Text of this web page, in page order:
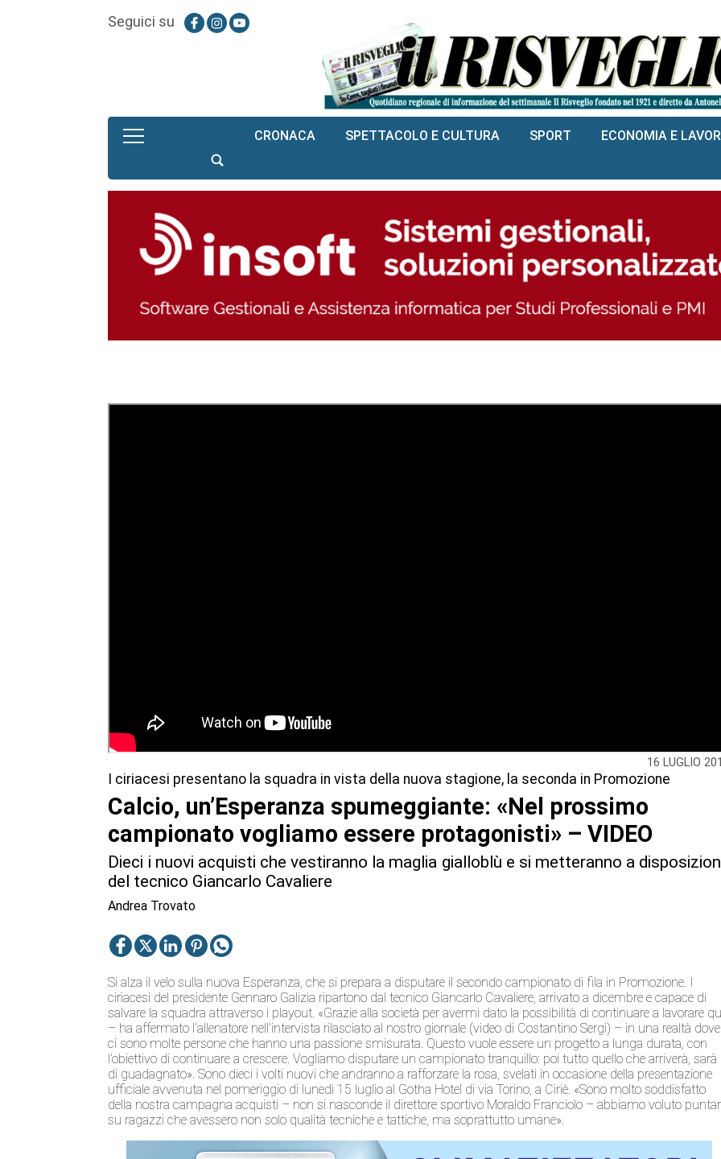
Seguici su
CRONACA SPETTACOLO E CULTURA SPORT ECONOMIA E
16 LUGLIO
I ciriacesi presentano la squadra in vista della nuova stagione, la seconda in Promozione
Calcio, un’Esperanza spumeggiante: «Nel prossimo
campionato vogliamo essere protagonisti» – VIDEO
Dieci i nuovi acquisti che vestiranno la maglia gialloblù e si metteranno a
del tecnico Giancarlo Cavaliere
Andrea Trovato
Si alza il velo sulla nuova Esperanza, che si prepara a disputare il secondo campionato di fila in Promozione. I
ciriacesi del presidente Gennaro Galizia ripartono dal tecnico Giancarlo Cavaliere, arrivato a dicembre e capace di
salvare la squadra attraverso i playout. «Grazie alla società per avermi dato la possibilità di continuare a lavorare
– ha affermato l’allenatore nell’intervista rilasciato al nostro giornale (video di Costantino Sergi) – in una realtà dove
ci sono molte persone che hanno una passione smisurata. Questo vuole essere un progetto a lunga durata, con
l’obiettivo di continuare a crescere. Vogliamo disputare un campionato tranquillo: poi tutto quello che arriverà, sarà
di guadagnato». Sono dieci i volti nuovi che andranno a rafforzare la rosa, svelati in occasione della presentazione
ufficiale avvenuta nel pomeriggio di lunedì 15 luglio al Gotha Hotel di via Torino, a Ciriè. «Sono molto soddisfatto
della nostra campagna acquisti – non si nasconde il direttore sportivo Moraldo Franciolo – abbiamo voluto
su ragazzi che avessero non solo qualità tecniche e tattiche, ma soprattutto umane».